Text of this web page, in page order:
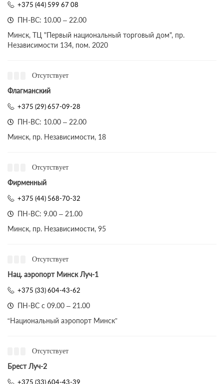
+375 (44) 599 67 08
ПН-ВС: 10.00 – 22.00
Минск, ТЦ "Первый национальный торговый дом", пр.
Независимости 134, пом. 2020
Отсутствует
Флагманский
+375 (29) 657-09-28
ПН-ВС: 10.00 – 22.00
Минск, пр. Независимости, 18
Отсутствует
Фирменный
+375 (44) 568-70-32
ПН-ВС: 9.00 – 21.00
Минск, пр. Независимости, 95
Отсутствует
Нац. аэропорт Минск Луч-1
+375 (33) 604-43-62
ПН-ВС с 09.00 – 21.00
“Национальный аэропорт Минск”
Отсутствует
Брест Луч-2
+375 (33) 604-43-39